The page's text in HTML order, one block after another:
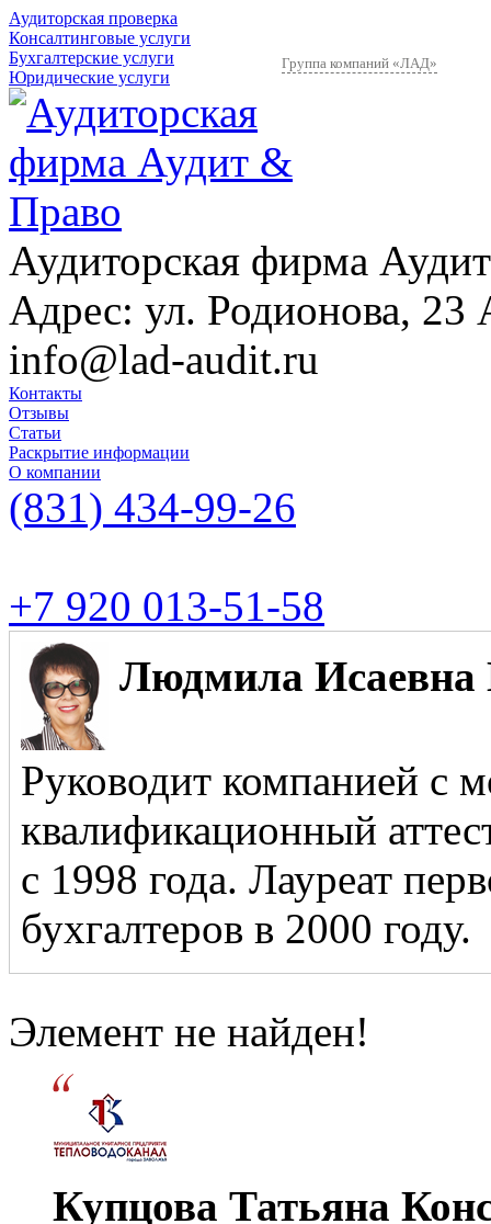
Аудиторская проверка
Консалтинговые услуги
Бухгалтерские услуги
Юридические услуги
Группа компаний «ЛАД»
Аудиторская фирма
Адрес: ул. Родионова, 23
info@lad-audit.ru
Контакты
Отзывы
Статьи
Раскрытие информации
О компании
(831) 434-99-26
+7 920 013-51-58
Людмила Исаевна
Руководит компанией с
квалификационный
с 1998 года. Лауреат
бухгалтеров в 2000 году.
Элемент не найден!
Купцова Татьяна